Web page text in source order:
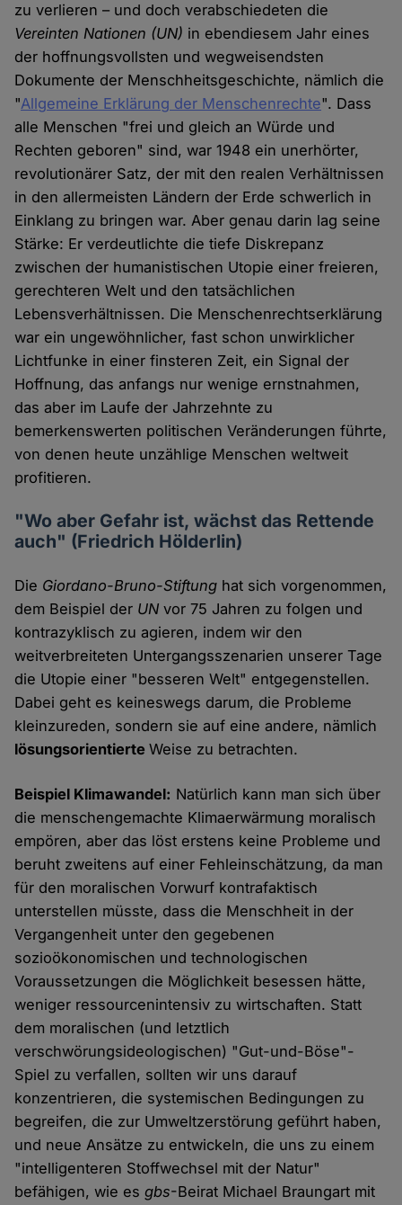
zu verlieren – und doch verabschiedeten die
Vereinten Nationen (UN) in ebendiesem Jahr eines
der hoffnungsvollsten und wegweisendsten
Dokumente der Menschheitsgeschichte, nämlich die
"Allgemeine Erklärung der Menschenrechte". Dass
alle Menschen "frei und gleich an Würde und
Rechten geboren" sind, war 1948 ein unerhörter,
revolutionärer Satz, der mit den realen Verhältnissen
in den allermeisten Ländern der Erde schwerlich in
Einklang zu bringen war. Aber genau darin lag seine
Stärke: Er verdeutlichte die tiefe Diskrepanz
zwischen der humanistischen Utopie einer freieren,
gerechteren Welt und den tatsächlichen
Lebensverhältnissen. Die Menschenrechtserklärung
war ein ungewöhnlicher, fast schon unwirklicher
Lichtfunke in einer finsteren Zeit, ein Signal der
Hoffnung, das anfangs nur wenige ernstnahmen,
das aber im Laufe der Jahrzehnte zu
bemerkenswerten politischen Veränderungen führte,
von denen heute unzählige Menschen weltweit
profitieren.
"Wo aber Gefahr ist, wächst das Rettende
auch" (Friedrich Hölderlin)
Die Giordano-Bruno-Stiftung hat sich vorgenommen,
dem Beispiel der UN vor 75 Jahren zu folgen und
kontrazyklisch zu agieren, indem wir den
weitverbreiteten Untergangsszenarien unserer Tage
die Utopie einer "besseren Welt" entgegenstellen.
Dabei geht es keineswegs darum, die Probleme
kleinzureden, sondern sie auf eine andere, nämlich
lösungsorientierteWeise zu betrachten.
Beispiel Klimawandel: Natürlich kann man sich über
die menschengemachte Klimaerwärmung moralisch
empören, aber das löst erstens keine Probleme und
beruht zweitens auf einer Fehleinschätzung, da man
für den moralischen Vorwurf kontrafaktisch
unterstellen müsste, dass die Menschheit in der
Vergangenheit unter den gegebenen
sozioökonomischen und technologischen
Voraussetzungen die Möglichkeit besessen hätte,
weniger ressourcenintensiv zu wirtschaften. Statt
dem moralischen (und letztlich
verschwörungsideologischen) "Gut-und-Böse"-
Spiel zu verfallen, sollten wir uns darauf
konzentrieren, die systemischen Bedingungen zu
begreifen, die zur Umweltzerstörung geführt haben,
und neue Ansätze zu entwickeln, die uns zu einem
"intelligenteren Stoffwechsel mit der Natur"
befähigen, wie esgbs-Beirat Michael Braungart mit